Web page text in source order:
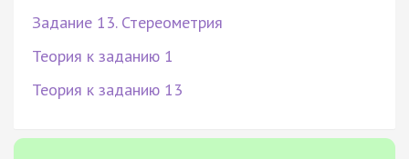
Задание 13. Стереометрия
Теория к заданию 1
Теория к заданию 13